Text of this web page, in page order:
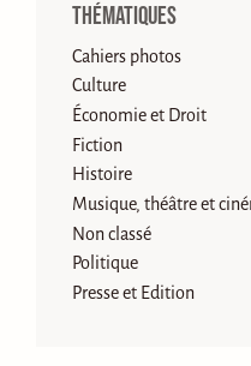
Thématiques
Cahiers photos
Culture
Économie et Droit
Fiction
Histoire
Musique, théâtre et
Non classé
Politique
Presse et Edition